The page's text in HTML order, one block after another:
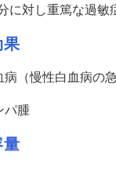
に対し重篤な過敏
果
（慢性白血病の
パ腫
量